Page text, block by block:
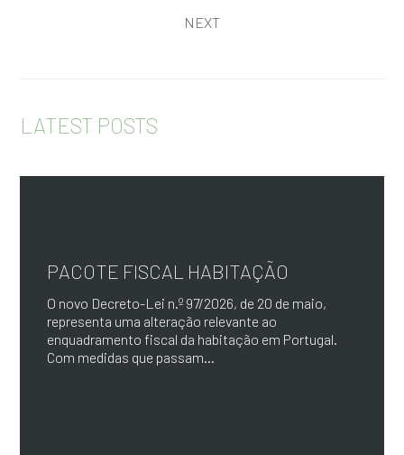
NEXT
LATEST POSTS
PACOTE FISCAL HABITAÇÃO
O novo Decreto-Lei n.º 97/2026, de 20 de maio,
representa uma alteração relevante ao
enquadramento fiscal da habitação em Portugal.
Com medidas que passam...